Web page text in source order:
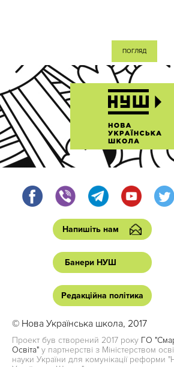
ПОГЛЯД
Напишіть нам
Банери НУШ
Редакційна політика
© Нова Українська школа, 2017
Проект був створений 2017 року ГО
Освіта" у партнерстві з Міністерством
науки України для комунікації реформи